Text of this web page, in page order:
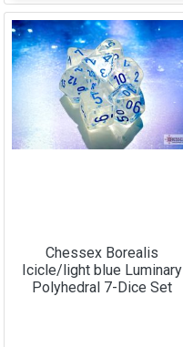
Chessex Borealis
Icicle/light blue Luminary
Polyhedral 7-Dice Set